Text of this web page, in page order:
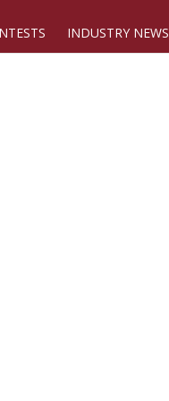
INDUSTRY NEWS